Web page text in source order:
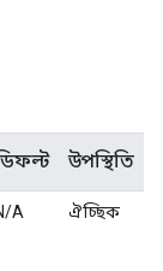
উপস্থিতি
A ঐচ্ছিক